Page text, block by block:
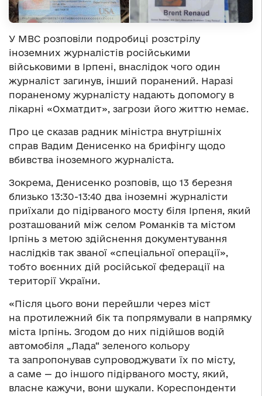
У МВС розповіли подробиці розстрілу
іноземних журналістів російськими
військовими в Ірпені, внаслідок чого один
журналіст загинув, інший поранений. Наразі
пораненому журналісту надають допомогу в
лікарні «Охматдит», загрози його життю немає.
Про це сказав радник міністра внутрішніх
справ Вадим Денисенко на брифінгу щодо
вбивства іноземного журналіста.
Зокрема, Денисенко розповів, що 13 березня
близько 13:30-13:40 два іноземні журналісти
приїхали до підірваного мосту біля Ірпеня, який
розташований між селом Романків та містом
Ірпінь з метою здійснення документування
наслідків так званої «спеціальної операції»,
тобто воєнних дій російської федерації на
території України.
«Після цього вони перейшли через міст
на протилежний бік та попрямували в напрямку
міста Ірпінь. Згодом до них підійшов водій
автомобіля „Лада“ зеленого кольору
та запропонував супроводжувати їх по місту,
а саме — до іншого підірваного мосту, який,
власне кажучи, вони шукали. Кореспонденти